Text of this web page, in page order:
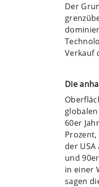
Der
Verkauf
Die
60er
der
und
in einer
sagen